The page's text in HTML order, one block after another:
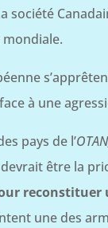
société
à une
pays de l’
être la
reconstituer
une des